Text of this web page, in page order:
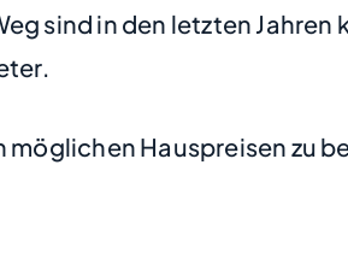
sind in den letzten
möglichen Hauspreisen zu